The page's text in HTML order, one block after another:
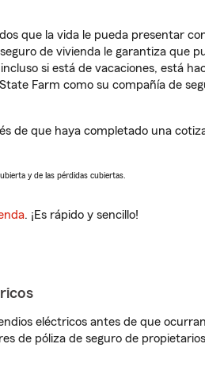
que la vida le pueda presentar
de vivienda le garantiza que
si está de vacaciones, está
Farm como su compañía de
de que haya completado una
y de las pérdidas cubiertas.
. ¡Es rápido y sencillo!
eléctricos antes de que
de póliza de seguro de